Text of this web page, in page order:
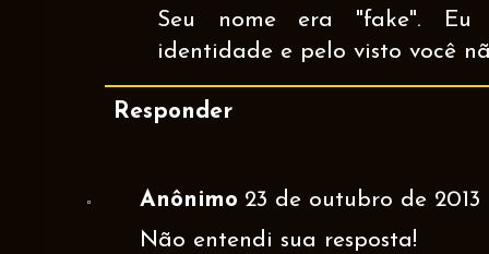
Seu nome era "fake". Eu
identidade e pelo visto você
Responder
Anônimo 23 de outubro de 2013
Não entendi sua resposta!